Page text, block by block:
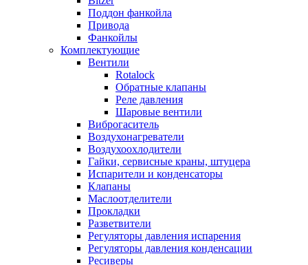
Поддон фанкойла
Привода
Фанкойлы
Комплектующие
Вентили
Rotalock
Обратные клапаны
Реле давления
Шаровые вентили
Виброгаситель
Воздухонагреватели
Воздухоохлодители
Гайки, сервисные краны, штуцера
Испарители и конденсаторы
Клапаны
Маслоотделители
Прокладки
Разветвители
Регуляторы давления испарения
Регуляторы давления конденсации
Ресиверы